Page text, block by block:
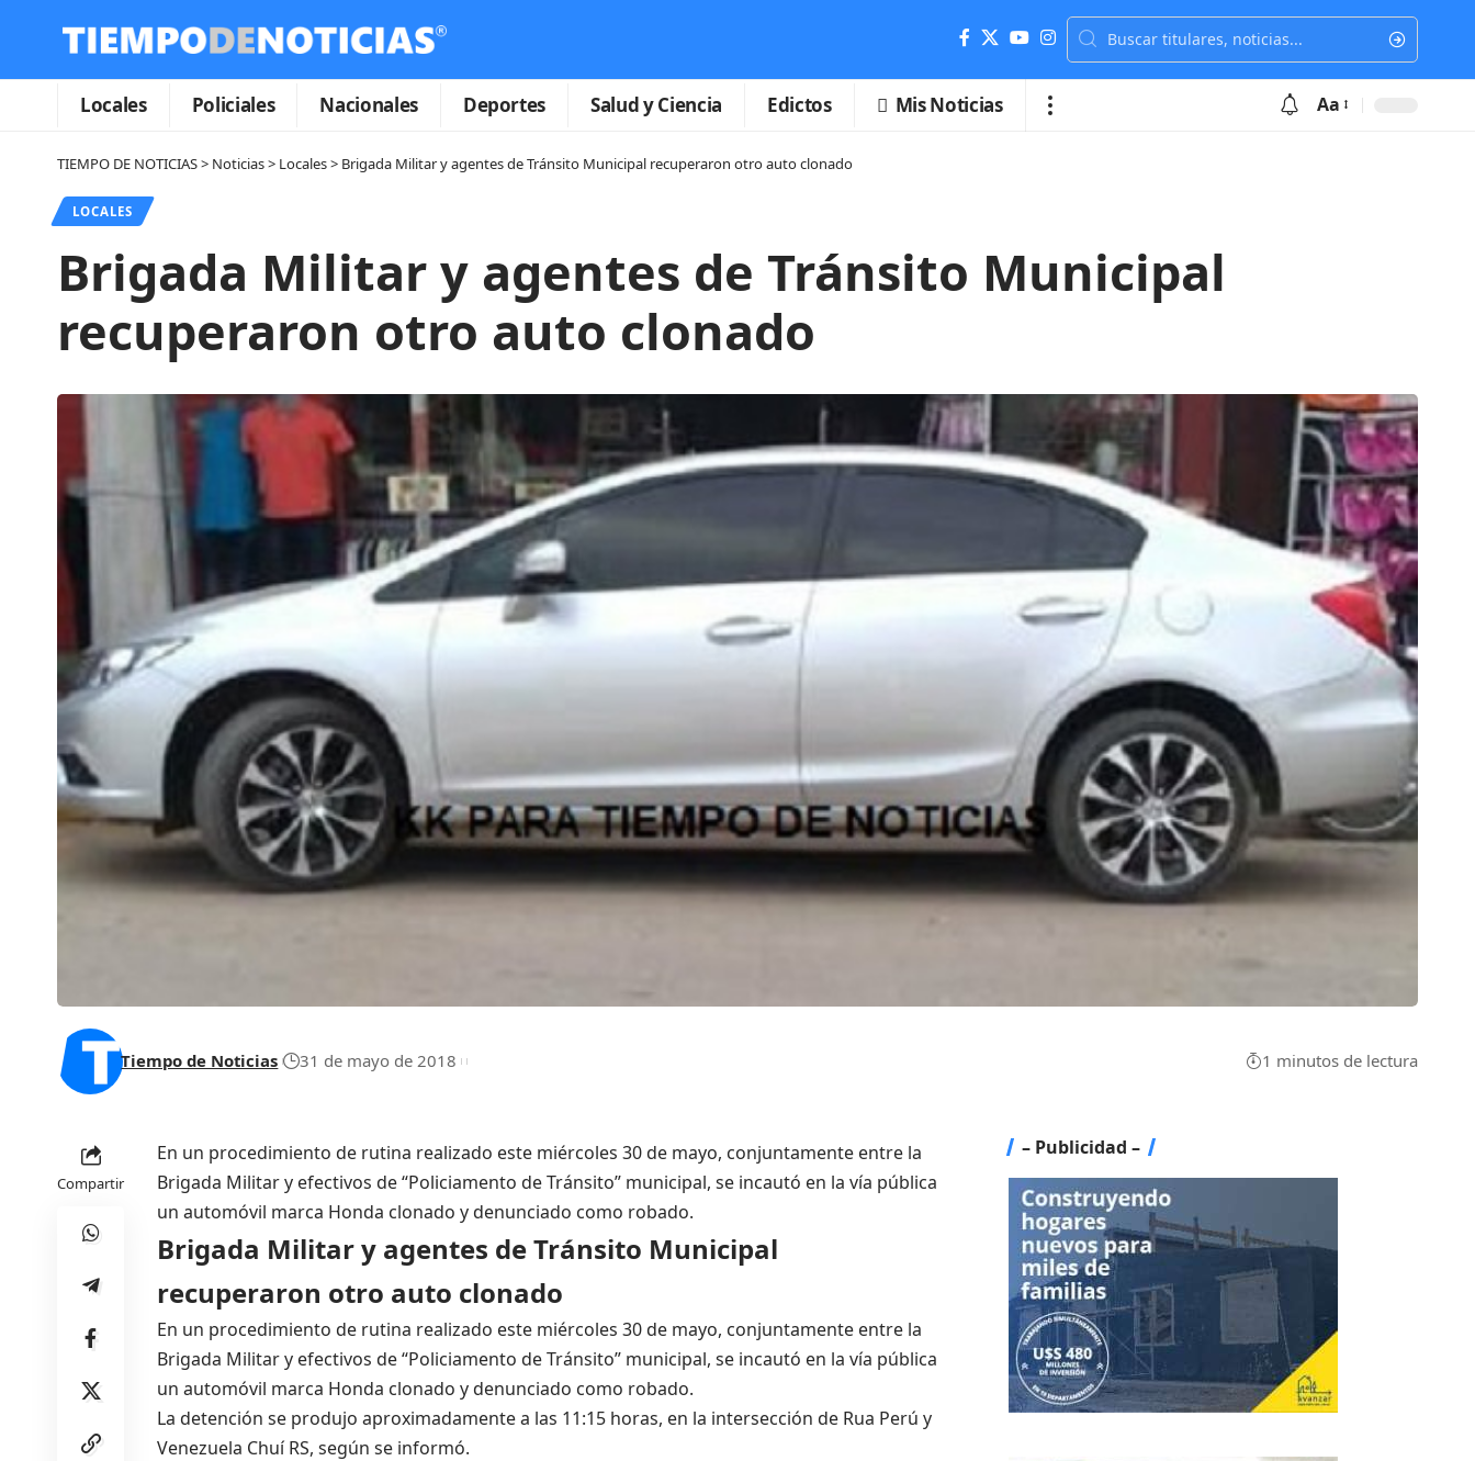
Locales Policiales Nacionales Deportes Salud y Ciencia Edictos Mis Noticias Aa
TIEMPO DE NOTICIAS> Noticias> Locales> Brigada Militar y agentes de Tránsito Municipal recuperaron otro auto clonado
LOCALES
Brigada Militar y agentes de Tránsito Municipal
recuperaron otro auto clonado
Tiempo de Noticias 31 de mayo de 2018 1 minutos de lectura
Compartir
En un procedimiento de rutina realizado este miércoles 30 de mayo, conjuntamente entre la
Brigada Militar y efectivos de “Policiamento de Tránsito” municipal, se incautó en la vía pública
un automóvil marca Honda clonado y denunciado como robado.
Brigada Militar y agentes de Tránsito Municipal
recuperaron otro auto clonado
En un procedimiento de rutina realizado este miércoles 30 de mayo, conjuntamente entre la
Brigada Militar y efectivos de “Policiamento de Tránsito” municipal, se incautó en la vía pública
un automóvil marca Honda clonado y denunciado como robado.
La detención se produjo aproximadamente a las 11:15 horas, en la intersección de Rua Perú y
Venezuela Chuí RS, según se informó.
– Publicidad –